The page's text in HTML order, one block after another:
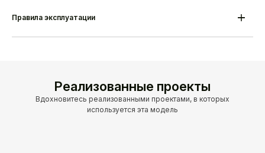
Срок изготовления
Правила эксплуатации
Реализованные проекты
Вдохновитесь реализованными проектами, в которых
используется эта модель